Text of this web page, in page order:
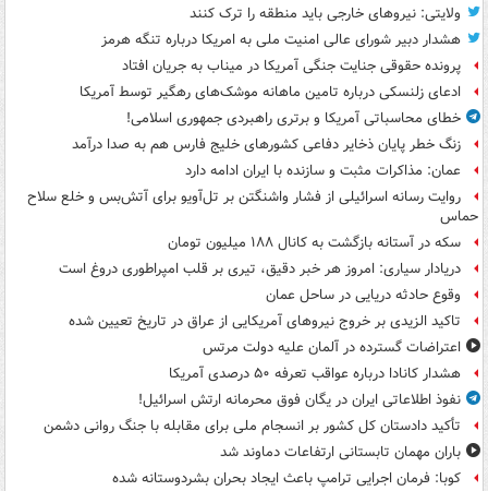
ولایتی: نیروهای خارجی باید منطقه را ترک کنند
هشدار دبیر شورای عالی امنیت ملی به امریکا درباره تنگه هرمز
پرونده حقوقی جنایت جنگی آمریکا در میناب به جریان افتاد
ادعای زلنسکی درباره تامین ماهانه موشک‌های رهگیر توسط آمریکا
خطای محاسباتی آمریکا و برتری راهبردی جمهوری اسلامی!
زنگ خطر پایان ذخایر دفاعی کشورهای خلیج فارس هم به صدا درآمد
عمان: مذاکرات مثبت و سازنده با ایران ادامه دارد
روایت رسانه اسرائیلی از فشار واشنگتن بر تل‌آویو برای آتش‌بس و خلع سلاح
حماس
سکه در آستانه بازگشت به کانال ۱۸۸ میلیون تومان
دریادار سیاری: امروز هر خبر دقیق، تیری بر قلب امپراطوری دروغ است
وقوع حادثه دریایی در ساحل عمان
تاکید الزیدی بر خروج نیروهای آمریکایی از عراق در تاریخ تعیین شده
اعتراضات گسترده در آلمان علیه دولت مرتس
هشدار کانادا درباره عواقب تعرفه ۵۰ درصدی آمریکا
نفوذ اطلاعاتی ایران در یگان فوق محرمانه ارتش اسرائیل!
تأکید دادستان کل کشور بر انسجام ملی برای مقابله با جنگ روانی دشمن
باران مهمان تابستانی ارتفاعات دماوند شد
کوبا: فرمان اجرایی ترامپ باعث ایجاد بحران بشردوستانه شده